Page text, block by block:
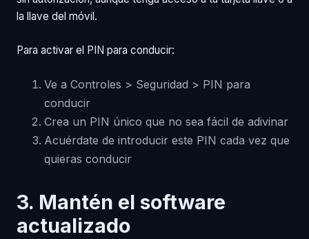
la llave del móvil.
Para activar el PIN para conducir:
Ve a Controles > Seguridad > PIN para
conducir
Crea un PIN único que no sea fácil de adivinar
Acuérdate de introducir este PIN cada vez que
quieras conducir
3. Mantén el software
actualizado